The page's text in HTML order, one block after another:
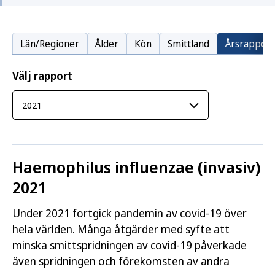
Län/Regioner Ålder Kön Smittland Årsrapport
Välj rapport
Haemophilus influenzae (invasiv)
2021
Under 2021 fortgick pandemin av covid-19 över
hela världen. Många åtgärder med syfte att
minska smittspridningen av covid-19 påverkade
även spridningen och förekomsten av andra